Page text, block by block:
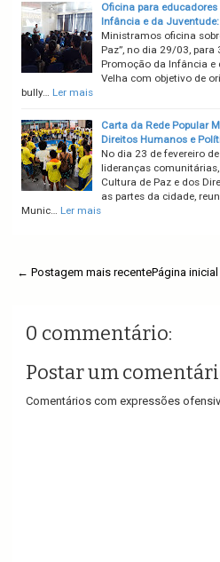
Oficina para
Infância e da
Ministramos oficina
Paz”, no dia 29/03,
Promoção da Infância e
Velha com objetivo de
bully… Ler mais
Carta da Rede Popular
Direitos Humanos e
No dia 23 de fevereiro
lideranças
Cultura de Paz e dos
as partes da cidade,
Munic… Ler mais
← Postagem mais recentePágina inicial
0 commentário:
Postar um
Comentários com expressões